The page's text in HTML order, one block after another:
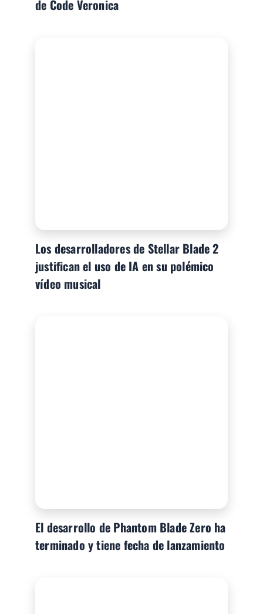
de Code Veronica
Los desarrolladores de Stellar Blade 2
justifican el uso de IA en su polémico
vídeo musical
El desarrollo de Phantom Blade Zero ha
terminado y tiene fecha de lanzamiento